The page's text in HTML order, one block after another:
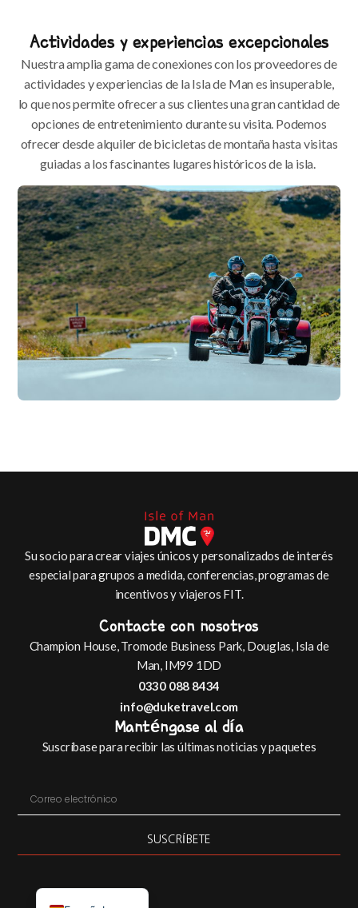
Actividades y experiencias excepcionales
Nuestra amplia gama de conexiones con los proveedores de
actividades y experiencias de la Isla de Man es insuperable,
lo que nos permite ofrecer a sus clientes una gran cantidad de
opciones de entretenimiento durante su visita. Podemos
ofrecer desde alquiler de bicicletas de montaña hasta visitas
guiadas a los fascinantes lugares históricos de la isla.
Su socio para crear viajes únicos y personalizados de interés
especial para grupos a medida, conferencias, programas de
incentivos y viajeros FIT.
Contacte con nosotros
Champion House, Tromode Business Park, Douglas, Isla de
Man, IM99 1DD
0330 088 8434
info@duketravel.com
Manténgase al día
Suscríbase para recibir las últimas noticias y paquetes
SUSCRÍBETE
Deutsch
Italiano